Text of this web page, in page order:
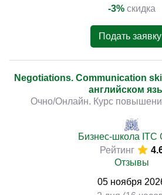
-3% скидка
Подать заявку
Negotiations. Communication
английском
Очно/Онлайн. Курс
Бизнес-школа ITC
Рейтинг
Отзывы
05 ноября